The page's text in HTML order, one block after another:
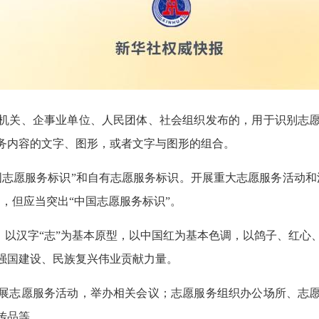
、企事业单位、人民团体、社会组织发布的，用于识别志
容的文字、图形，或者文字与图形的组合。
服务标识”和自有志愿服务标识。开展重大志愿服务活动
但应当突出“中国志愿服务标识”。
以汉字“志”为基本原型，以中国红为基本色调，以鸽子、红
建设、民族复兴伟业贡献力量。
愿服务活动，举办相关会议；志愿服务组织办公场所、志
等。